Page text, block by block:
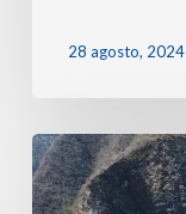
28 agosto, 2024
Las
principales
presas